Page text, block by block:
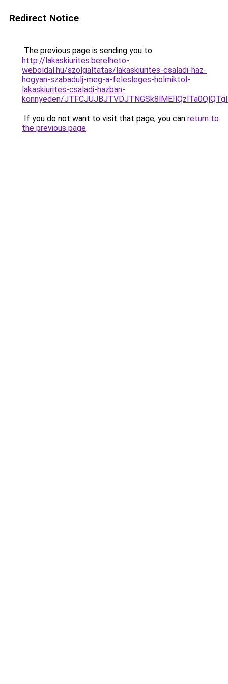
Redirect Notice
The previous page is sending you to
http://lakaskiurites.berelheto-
weboldal.hu/szolgaltatas/lakaskiurites-csaladi-haz-
hogyan-szabadulj-meg-a-felesleges-holmiktol-
lakaskiurites-csaladi-hazban-
konnyeden/
If you do not want to visit that page, you can return to
the previous page.